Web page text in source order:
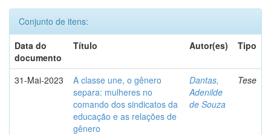
Conjunto de itens:
Data do
documento
Título Autor(es) Tipo
31-Mai-2023
A classe une, o gênero
separa: mulheres no
comando dos sindicatos da
educação e as relações de
gênero
Dantas,
Adenilde
de Souza
Tese